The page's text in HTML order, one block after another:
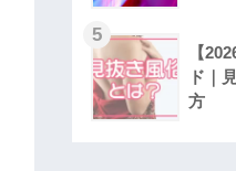
5
【
ド｜
方